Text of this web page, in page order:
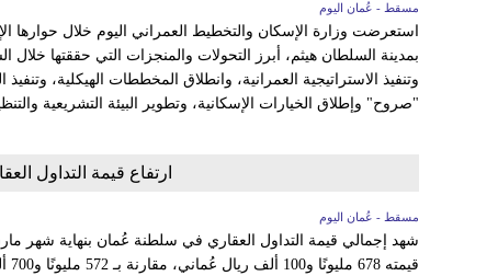
مسقط - عُمان اليوم
استعرضت وزارة الإسكان والتخطيط العمراني اليوم خلال حوارها
بمدينة السلطان هيثم، أبرز التحولات والمنجزات التي حققتها
وتنفيذ الاستراتيجية العمرانية، وانطلاق المخططات الهيكلية،
"صروح" وإطلاق الخيارات الإسكانية، وتطوير البيئة التشريعية
ارتفاع قيمة التداول العقاري
مسقط - عُمان اليوم